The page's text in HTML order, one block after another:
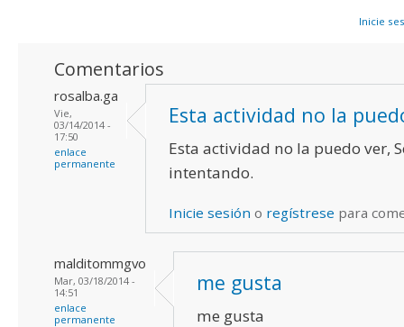
Inicie
Comentarios
rosalba.ga
Vie,
03/14/2014 -
17:50
enlace
permanente
Esta actividad no la
Esta actividad no la puedo ver,
intentando.
Inicie sesión o regístrese para
malditommgvo
Mar, 03/18/2014 -
14:51
enlace
permanente
me gusta
me gusta